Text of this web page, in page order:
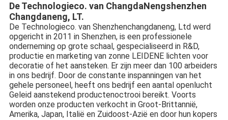
De Technologieco. van ChangdaNengshenzhen
Changdaneng, LT.
De Technologieco. van Shenzhenchangdaneng, Ltd werd
opgericht in 2011 in Shenzhen, is een professionele
onderneming op grote schaal, gespecialiseerd in R&D,
productie en marketing van zonne LEIDENE lichten voor
decoratie of het aansteken. Er zijn meer dan 100 arbeiders
in ons bedrijf. Door de constante inspanningen van het
gehele personeel, heeft ons bedrijf een aantal openlucht
Geleid aanstekend productenoctrooi bereikt. Voorts
worden onze producten verkocht in Groot-Brittannië,
Amerika, Japan, Italië en Zuidoost-Azië en door hun kopers